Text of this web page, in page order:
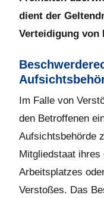
dient der
Verteidigung von
Im Falle von
den Betroffenen
Aufsichtsbehörde
Mitgliedstaat ihres
Arbeitsplatzes
Verstoßes. Das